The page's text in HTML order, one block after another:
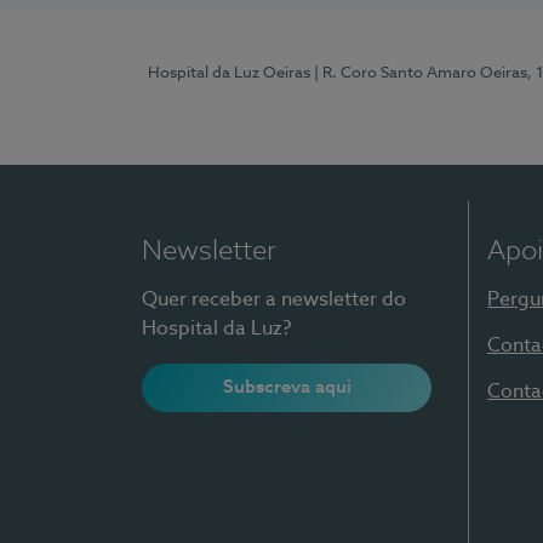
Hospital da Luz Oeiras | R. Coro Santo Amaro Oeiras,
Newsletter
Quer receber a newsletter do
Hospital da Luz?
Subscreva aqui